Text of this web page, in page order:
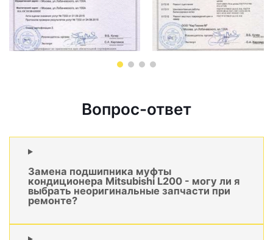
Вопрос-ответ
Замена подшипника муфты
кондиционера Mitsubishi L200 - могу ли я
выбрать неоригинальные запчасти при
ремонте?